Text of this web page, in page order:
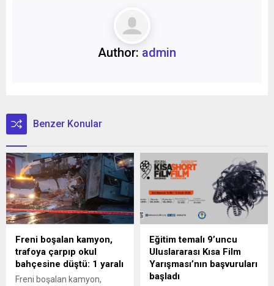
Author: admin
Benzer Konular
Freni boşalan kamyon,
trafoya çarpıp okul
bahçesine düştü: 1 yaralı
Freni boşalan kamyon,
Eğitim temalı 9’uncu
Uluslararası Kısa Film
Yarışması’nın başvuruları
başladı